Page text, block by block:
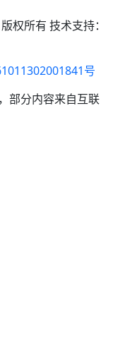
权所有 技术支持：
号
部分内容来自互联